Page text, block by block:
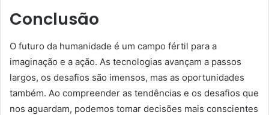
Conclusão
O futuro da humanidade é um campo fértil para a
imaginação e a ação. As tecnologias avançam a passos
largos, os desafios são imensos, mas as oportunidades
também. Ao compreender as tendências e os desafios que
nos aguardam, podemos tomar decisões mais conscientes